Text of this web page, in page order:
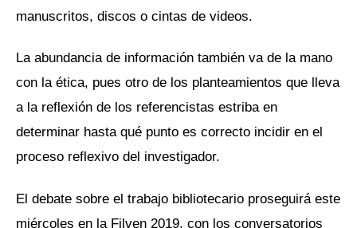
manuscritos, discos o cintas de videos.
La abundancia de información también va de la mano
con la ética, pues otro de los planteamientos que lleva
a la reflexión de los referencistas estriba en
determinar hasta qué punto es correcto incidir en el
proceso reflexivo del investigador.
El debate sobre el trabajo bibliotecario proseguirá este
miércoles en la Filven 2019, con los conversatorios